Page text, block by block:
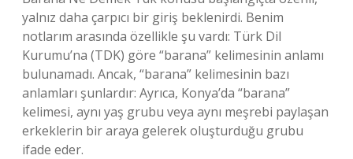
yalnız daha çarpıcı bir giriş beklenirdi. Benim
notlarım arasında özellikle şu vardı: Türk Dil
Kurumu’na (TDK) göre “barana” kelimesinin anlamı
bulunamadı. Ancak, “barana” kelimesinin bazı
anlamları şunlardır: Ayrıca, Konya’da “barana”
kelimesi, aynı yaş grubu veya aynı meşrebi paylaşan
erkeklerin bir araya gelerek oluşturduğu grubu
ifade eder.